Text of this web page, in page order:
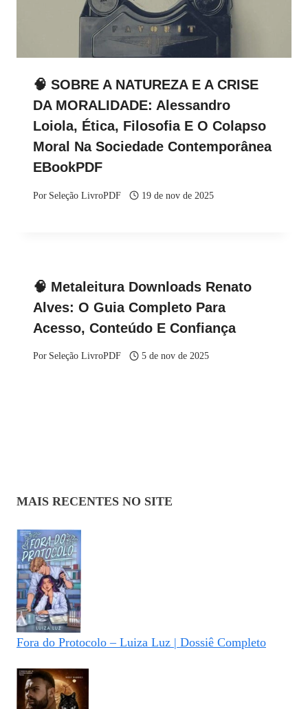
🧠 SOBRE A NATUREZA E A CRISE
DA MORALIDADE: Alessandro
Loiola, Ética, Filosofia E O Colapso
Moral Na Sociedade Contemporânea
EBookPDF
Por Seleção LivroPDF 19 de nov de 2025
🧠 Metaleitura Downloads Renato
Alves: O Guia Completo Para
Acesso, Conteúdo E Confiança
Por Seleção LivroPDF 5 de nov de 2025
MAIS RECENTES NO SITE
Fora do Protocolo – Luiza Luz | Dossiê Completo